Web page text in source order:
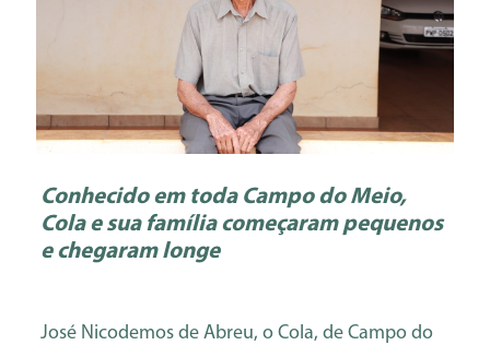
Conhecido em toda Campo do Meio,
Cola e sua família começaram pequenos
e chegaram longe
José Nicodemos de Abreu, o Cola, de Campo do